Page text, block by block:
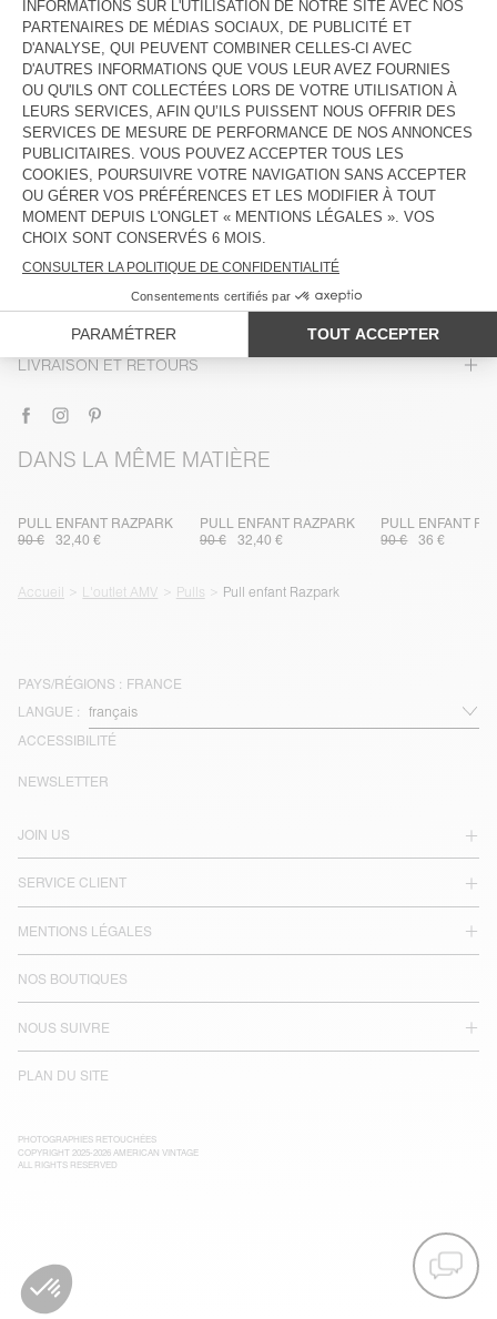
Le mannequin mesure 132 cm et porte une taille 9
GUIDE DES TAILLES
Livraison estiméeentre le mercredi 12 août et le vendredi 14
août
AJOUTER AU PANIER
DESCRIPTION
TAILLE ET COUPE
COMPOSITION
TRAÇABILITÉ
LIVRAISON ET RETOURS
DANS LA MÊME MATIÈRE
PULL ENFANT RAZPARK
90 €
32,40 €
PULL ENFANT RAZPARK
90 €
32,40 €
PULL ENFANT
90 €
36 €
Accueil L'outlet AMV Pulls Pull enfant Razpark
PAYS/RÉGIONS : FRANCE
LANGUE :
ACCESSIBILITÉ
JOIN US
SERVICE CLIENT
MENTIONS LÉGALES
NOS BOUTIQUES
NOUS SUIVRE
PLAN DU SITE
NEWSLETTER
PHOTOGRAPHIES RETOUCHÉES
COPYRIGHT 2025-2026 AMERICAN VINTAGE
ALL RIGHTS RESERVED